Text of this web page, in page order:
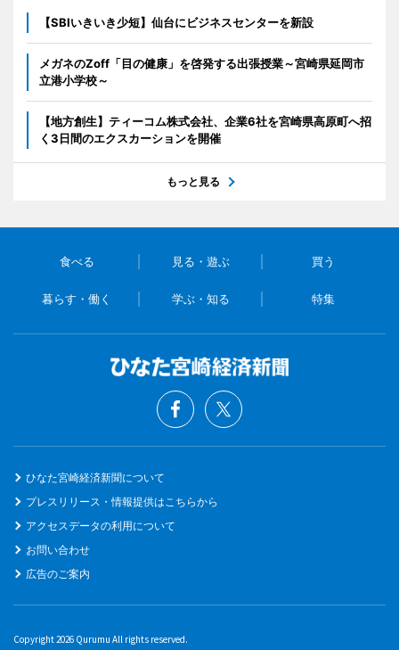
【SBIいきいき少短】仙台にビジネスセンターを新設
メガネのZoff「目の健康」を啓発する出張授業～宮崎県延岡市
立港小学校～
【地方創生】ティーコム株式会社、企業6社を宮崎県高原町へ招
く3日間のエクスカーションを開催
もっと見る
食べる 見る・遊ぶ 買う
暮らす・働く 学ぶ・知る 特集
ひなた宮崎経済新聞について
プレスリリース・情報提供はこちらから
アクセスデータの利用について
お問い合わせ
広告のご案内
Copyright 2026 Qurumu All rights reserved.